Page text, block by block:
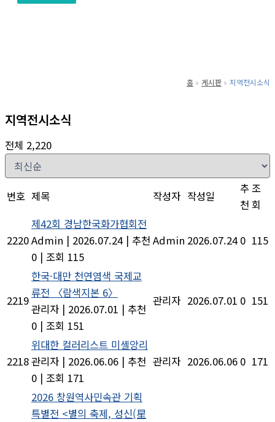
홈 게시판 지역전시소식
지역전시소식
전체 2,220
번호 제목 작성자 작성일
추
천
조
회
2220
제42회 경남한국화가협회전
Admin | 2026.07.24 | 추천
0 | 조회 115
Admin 2026.07.24 0 115
2219
한국·대만 천연염색 국제교
류전 〈람색지본 6〉
관리자 | 2026.07.01 | 추천
0 | 조회 151
관리자 2026.07.01 0 151
2218
위대한 컬러리스트 미셸앙리
관리자 | 2026.06.06 | 추천
0 | 조회 171
관리자 2026.06.06 0 171
2026 창원역사민속관 기획
특별전 <별의 축제, 성신(星